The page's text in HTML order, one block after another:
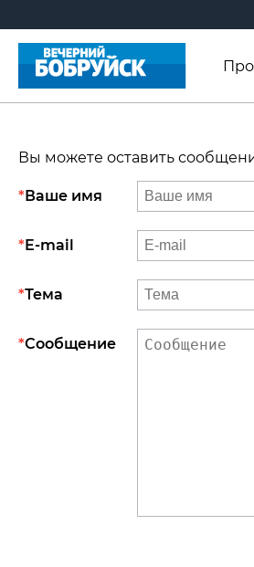
Вы можете оставить
Ваше имя
E-mail
Тема
Сообщение